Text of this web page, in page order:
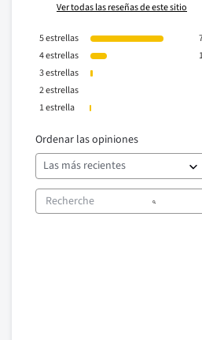
Ver todas las reseñas de este sitio
5estrellas
4estrellas
3estrellas
2estrellas
1estrella
Ordenar las opiniones